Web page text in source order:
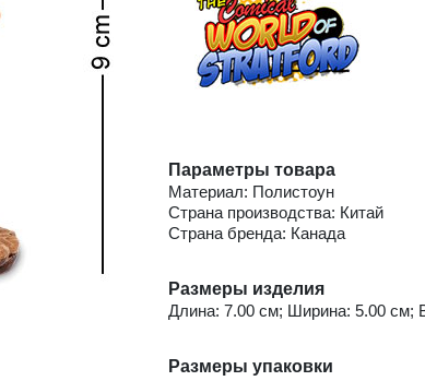
Параметры товара
Материал: Полистоун
Страна производства: Китай
Страна бренда: Канада
Размеры изделия
Длина: 7.00 см; Ширина: 5.00 см;
Размеры упаковки